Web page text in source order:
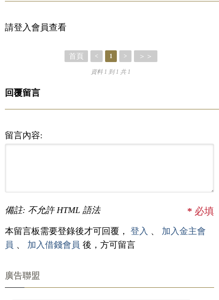
請登入會員查看
首頁 < 1 > ＞＞
資料 1 到 1 共 1
回覆留言
留言內容:
備註: 不允許 HTML 語法 * 必填
本留言板需要登錄後才可回覆， 登入 、 加入金主會
員 、 加入借錢會員 後，方可留言
廣告聯盟